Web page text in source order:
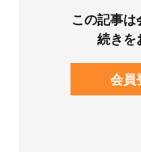
この記事
続きを
会員